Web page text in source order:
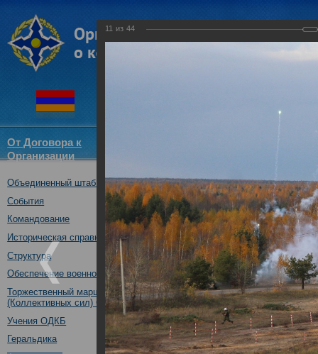
От Договора к
Организации
Объединенный штаб ОДКБ
События
Командование
Историческая справка
Структура
Обеспечение военной безопасности
Торжественный марш Войск
(Коллективных сил) ОДКБ
Учения ОДКБ
Геральдика
Специальное учение
средствами
государств – членов
Нижегородская обл.,
08.10.2019
11 из 44